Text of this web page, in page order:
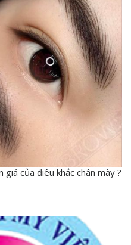
của điêu khắc chân mày ?